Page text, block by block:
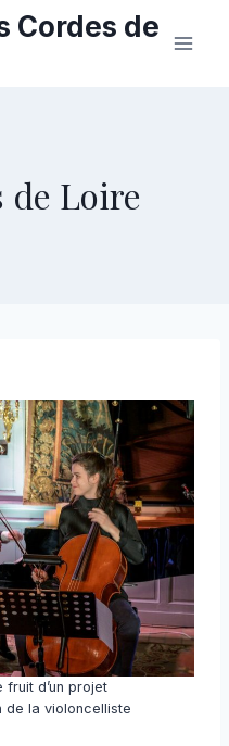
Cordes de
de Loire
fruit d’un projet
de la violoncelliste